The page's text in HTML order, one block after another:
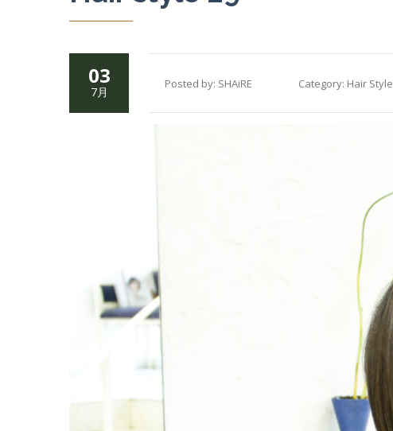
03
7月
Posted by: SHAiRE Category: Hair Style